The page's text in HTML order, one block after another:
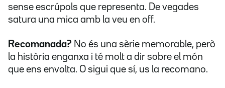
sense escrúpols que representa. De vegades
satura una mica amb la veu en off.
Recomanada? No és una sèrie memorable, però
la història enganxa i té molt a dir sobre el món
que ens envolta. O sigui que sí, us la recomano.